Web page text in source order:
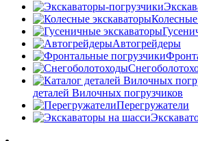
Автогрейдеры
деталей Вилочных погрузчиков
Перегружатели